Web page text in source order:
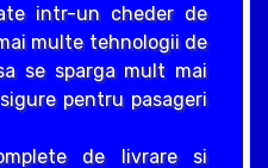
intr-un cheder de
multe tehnologii de
se sparga mult mai
pentru pasageri
de livrare si